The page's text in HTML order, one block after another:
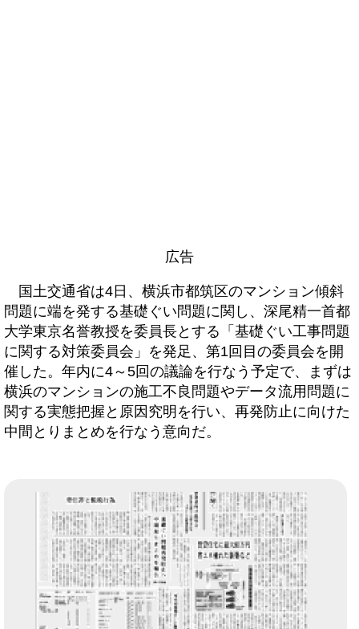
広告
国土交通省は4日、横浜市都筑区のマンション傾斜
問題に端を発する基礎ぐい問題に関し、深尾精一首都
大学東京名誉教授を委員長とする「基礎ぐい工事問題
に関する対策委員会」を発足、第1回目の委員会を開
催した。年内に4～5回の議論を行なう予定で、まずは
横浜のマンションの施工不良問題やデータ流用問題に
関する実態把握と原因究明を行い、再発防止に向けた
中間とりまとめを行なう意向だ。